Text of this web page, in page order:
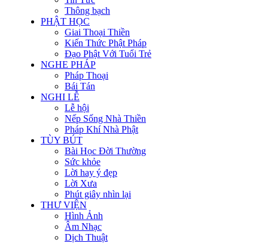
Thông bạch
PHẬT HỌC
Giai Thoại Thiền
Kiến Thức Phật Pháp
Đạo Phật Với Tuổi Trẻ
NGHE PHÁP
Pháp Thoại
Bái Tán
NGHI LỄ
Lễ hội
Nếp Sống Nhà Thiền
Pháp Khí Nhà Phật
TÙY BÚT
Bài Học Đời Thường
Sức khỏe
Lời hay ý đẹp
Lời Xưa
Phút giây nhìn lại
THƯ VIỆN
Hình Ảnh
Âm Nhạc
Dịch Thuật